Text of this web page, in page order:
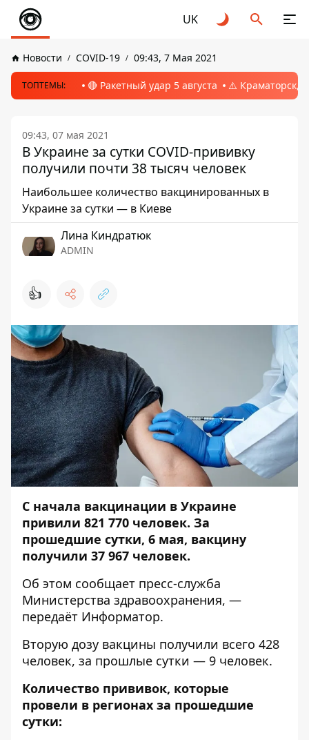
UK
Новости COVID-19 09:43, 7 Мая 2021
ТОПТЕМЫ: 🔴 Ракетный удар 5 августа ⚠️ Краматорск,
09:43, 07 мая 2021
В Украине за сутки COVID-прививку
получили почти 38 тысяч человек
Наибольшее количество вакцинированных в
Украине за сутки — в Киеве
Лина Киндратюк
ADMIN
👍
С начала вакцинации в Украине
привили 821 770 человек. За
прошедшие сутки, 6 мая, вакцину
получили 37 967 человек.
Об этом сообщает пресс-служба
Министерства здравоохранения, —
передаёт Информатор.
Вторую дозу вакцины получили всего 428
человек, за прошлые сутки — 9 человек.
Количество прививок, которые
провели в регионах за прошедшие
сутки: